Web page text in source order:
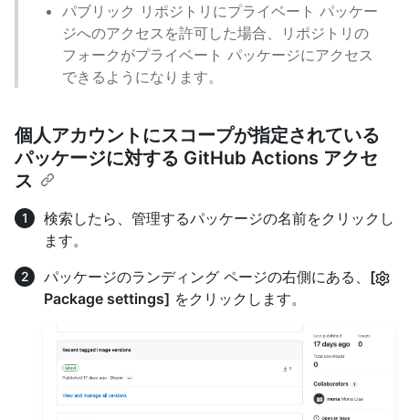
パブリック リポジトリにプライベート パッケー
ジへのアクセスを許可した場合、リポジトリの
フォークがプライベート パッケージにアクセス
できるようになります。
個人アカウントにスコープが指定されている
パッケージに対する GitHub Actions アクセ
ス
検索したら、管理するパッケージの名前をクリックし
ます。
パッケージのランディング ページの右側にある、 [
Package settings] をクリックします。